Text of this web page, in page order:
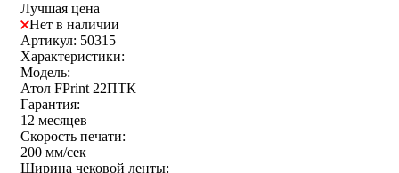
Лучшая цена
Нет в наличии
Артикул: 50315
Характеристики:
Модель:
Атол FPrint 22ПТК
Гарантия:
12 месяцев
Скорость печати:
200 мм/сек
Ширина чековой ленты: